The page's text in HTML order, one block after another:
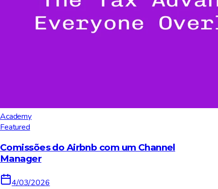
Academy
Featured
Comissões do Airbnb com um Channel
Manager
4/03/2026